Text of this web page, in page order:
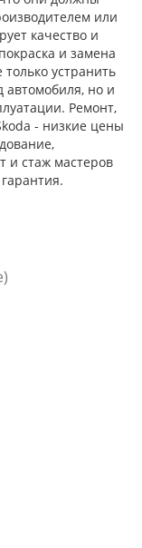
или
качество и
и замена
устранить
но и
Ремонт,
- низкие цены
и стаж мастеров